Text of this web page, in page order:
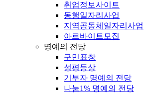
취업정보사이트
동행일자리사업
지역공동체일자리사업
아르바이트모집
명예의 전당
구민표창
성평등상
기부자 명예의 전당
나눔1% 명예의 전당